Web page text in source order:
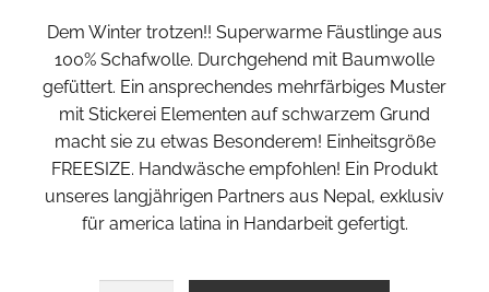
Dem Winter trotzen!! Superwarme Fäustlinge aus
100% Schafwolle. Durchgehend mit Baumwolle
gefüttert. Ein ansprechendes mehrfärbiges Muster
mit Stickerei Elementen auf schwarzem Grund
macht sie zu etwas Besonderem! Einheitsgröße
FREESIZE. Handwäsche empfohlen! Ein Produkt
unseres langjährigen Partners aus Nepal, exklusiv
für america latina in Handarbeit gefertigt.